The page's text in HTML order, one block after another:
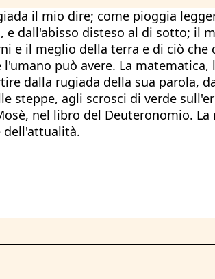
il mio dire; come pioggia
e dall'abisso disteso al di sotto; il
il meglio della terra e di ciò che
può avere. La matematica,
dalla rugiada della sua parola,
steppe, agli scrosci di verde
nel libro del Deuteronomio. La
dell'attualità.